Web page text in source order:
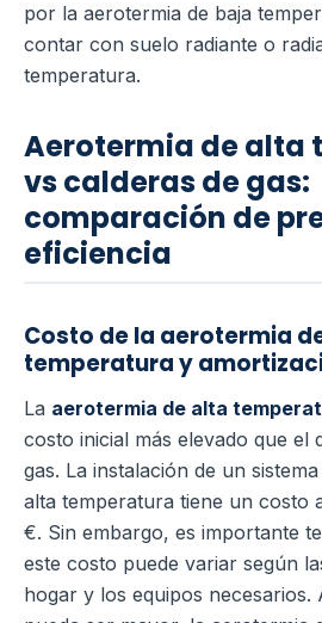
por la aerotermia de baja
contar con suelo radiante o
temperatura.
Aerotermia de alta
vs calderas de gas:
comparación de
eficiencia
Costo de la aerotermia
temperatura y
La aerotermia de alta
costo inicial más elevado que el
gas. La instalación de un
alta temperatura tiene un costo
€. Sin embargo, es importante
este costo puede variar según
hogar y los equipos necesarios.